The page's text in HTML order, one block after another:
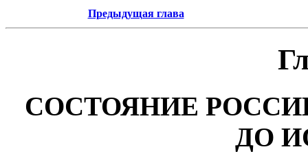
Предыдущая глава
СОСТОЯНИЕ
ДО